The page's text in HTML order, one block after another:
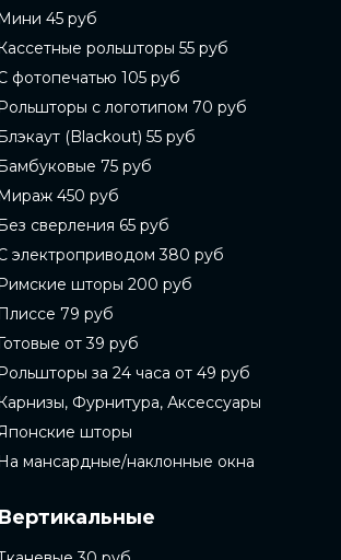
45 руб
рольшторы 55 руб
фотопечатью 105 руб
с логотипом 70 руб
(Blackout) 55 руб
75 руб
450 руб
сверления 65 руб
электроприводом 380 руб
шторы 200 руб
79 руб
от 39 руб
за 24 часа от 49 руб
Фурнитура, Аксессуары
шторы
мансардные/наклонные окна
Вертикальные